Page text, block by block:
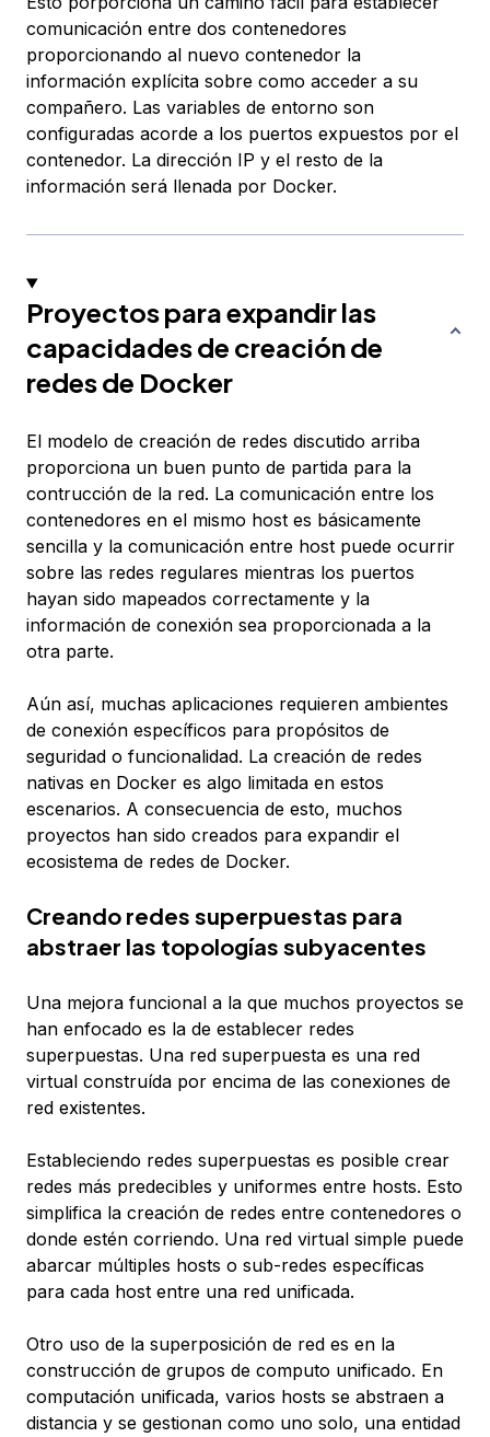
comunicación entre dos contenedores
proporcionando al nuevo contenedor la
información explícita sobre como acceder a su
compañero. Las variables de entorno son
configuradas acorde a los puertos expuestos por el
contenedor. La dirección IP y el resto de la
información será llenada por Docker.
Proyectos para expandir las
capacidades de creación de
redes de Docker
El modelo de creación de redes discutido arriba
proporciona un buen punto de partida para la
contrucción de la red. La comunicación entre los
contenedores en el mismo host es básicamente
sencilla y la comunicación entre host puede ocurrir
sobre las redes regulares mientras los puertos
hayan sido mapeados correctamente y la
información de conexión sea proporcionada a la
otra parte.
Aún así, muchas aplicaciones requieren ambientes
de conexión específicos para propósitos de
seguridad o funcionalidad. La creación de redes
nativas en Docker es algo limitada en estos
escenarios. A consecuencia de esto, muchos
proyectos han sido creados para expandir el
ecosistema de redes de Docker.
Creando redes superpuestas para
abstraer las topologías subyacentes
Una mejora funcional a la que muchos proyectos se
han enfocado es la de establecer redes
superpuestas. Una red superpuesta es una red
virtual construída por encima de las conexiones de
red existentes.
Estableciendo redes superpuestas es posible crear
redes más predecibles y uniformes entre hosts. Esto
simplifica la creación de redes entre contenedores o
donde estén corriendo. Una red virtual simple puede
abarcar múltiples hosts o sub-redes específicas
para cada host entre una red unificada.
Otro uso de la superposición de red es en la
construcción de grupos de computo unificado. En
computación unificada, varios hosts se abstraen a
distancia y se gestionan como uno solo, una entidad